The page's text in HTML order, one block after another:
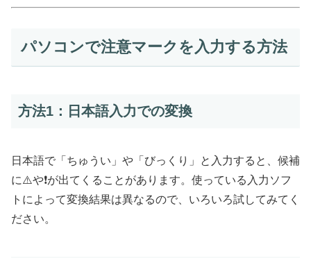
パソコンで注意マークを入力する方法
方法1：日本語入力での変換
日本語で「ちゅうい」や「びっくり」と入力すると、候補
に⚠️や❗が出てくることがあります。使っている入力ソフ
トによって変換結果は異なるので、いろいろ試してみてく
ださい。